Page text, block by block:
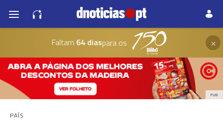
Faltam 64 diaspara os ×
PUB
PAÍS